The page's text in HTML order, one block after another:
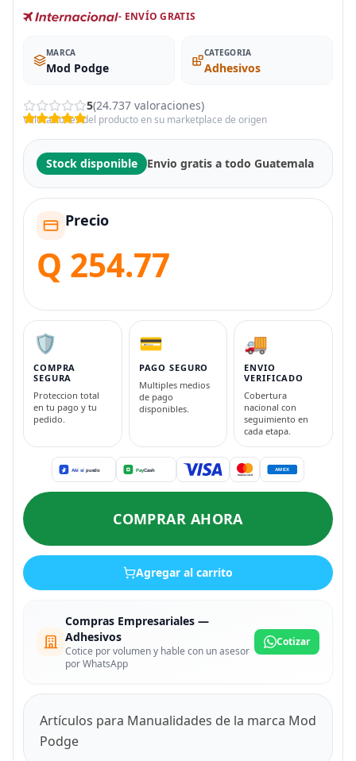
- ENVÍO GRATIS
MARCA
Mod Podge
CATEGORIA
Adhesivos
5(24.737 valoraciones)
Valoraciones del producto en su marketplace de origen
Stock disponible Envio gratis a todo Guatemala
Precio
Q 254.77
🛡️
COMPRA
SEGURA
Proteccion total
en tu pago y tu
pedido.
💳
PAGO SEGURO
Multiples medios
de pago
disponibles.
🚚
ENVIO
VERIFICADO
Cobertura
nacional con
seguimiento en
cada etapa.
COMPRAR AHORA
Agregar al carrito
Compras Empresariales —
Adhesivos
Cotice por volumen y hable con un asesor
por WhatsApp
Cotizar
Artículos para Manualidades de la marca Mod
Podge